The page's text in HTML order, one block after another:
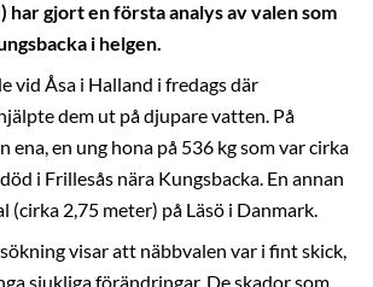
har gjort en första analys av valen som
i helgen.
vid Åsa i Halland i fredags där
dem ut på djupare vatten. På
ena, en ung hona på 536 kg som var cirka
i Frillesås nära Kungsbacka. En annan
(cirka 2,75 meter) på Läsö i Danmark.
visar att näbbvalen var i fint skick,
sjukliga förändringar. De skador som